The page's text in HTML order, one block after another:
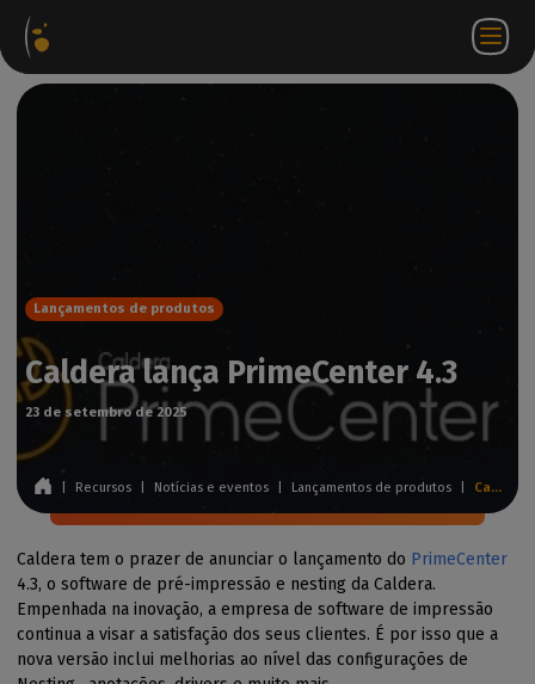
PT
Lançamentos de produtos
Caldera lança PrimeCenter 4.3
23 de setembro de 2025
Recursos Notícias e eventos Lançamentos de produtos Caldera lança PrimeCenter 4.3
Caldera tem o prazer de anunciar o lançamento do PrimeCenter
4.3, o software de pré-impressão e nesting da Caldera.
Empenhada na inovação, a empresa de software de impressão
continua a visar a satisfação dos seus clientes. É por isso que a
nova versão inclui melhorias ao nível das configurações de